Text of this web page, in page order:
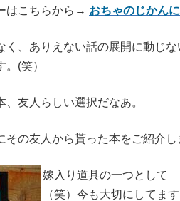
はこちらから→ おちゃのじかん
く、ありえない話の展開に動じ
(笑）
友人らしい選択だなあ。
その友人から貰った本をご紹介し
嫁入り道具の一つとして
（笑）今も大切にしてます